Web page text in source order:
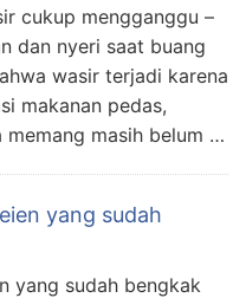
cukup mengganggu –
dan nyeri saat buang
wasir terjadi karena
makanan pedas,
memang masih belum …
yang sudah
yang sudah bengkak